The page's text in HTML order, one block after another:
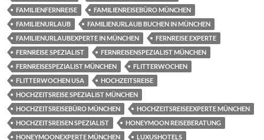
FAMILIENFERNREISE
FAMILIENREISEBÜRO MÜNCHEN
FAMILIENURLAUB
FAMILIENURLAUB BUCHEN IN MÜNCHEN
FAMILIENURLAUBEXPERTE IN MÜNCHEN
FERNREISE EXPERTE
FERNREISE SPEZIALIST
FERNREISENSPEZIALIST MÜNCHEN
FERNREISESPEZIALIST MÜNCHEN
FLITTERWOCHEN
FLITTERWOCHEN USA
HOCHZEITSREISE
HOCHZEITSREISE SPEZIALIST MÜNCHEN
HOCHZEITSREISEBÜRO MÜNCHEN
HOCHZEITSREISEEXPERTE MÜNCHEN
HOCHZEITSREISEN SPEZIALIST
HONEYMOON REISEBERATUNG
HONEYMOONEXPERTE MÜNCHEN
LUXUSHOTELS